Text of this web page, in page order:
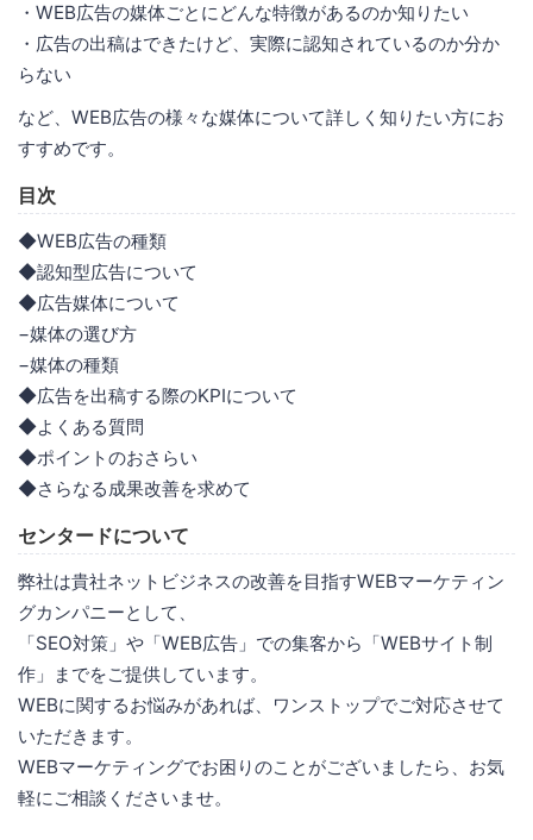
・WEB広告の媒体ごとにどんな特徴があるのか知りたい
・広告の出稿はできたけど、実際に認知されているのか分か
らない
など、WEB広告の様々な媒体について詳しく知りたい方にお
すすめです。
目次
◆WEB広告の種類
◆認知型広告について
◆広告媒体について
−媒体の選び方
−媒体の種類
◆広告を出稿する際のKPIについて
◆よくある質問
◆ポイントのおさらい
◆さらなる成果改善を求めて
センタードについて
弊社は貴社ネットビジネスの改善を目指すWEBマーケティン
グカンパニーとして、
「SEO対策」や「WEB広告」での集客から「WEBサイト制
作」までをご提供しています。
WEBに関するお悩みがあれば、ワンストップでご対応させて
いただきます。
WEBマーケティングでお困りのことがございましたら、お気
軽にご相談くださいませ。